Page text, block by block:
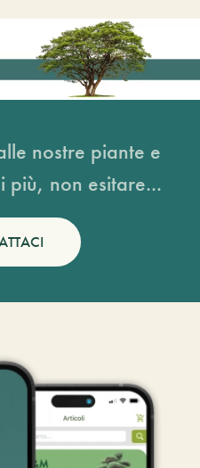
nostre piante e
più, non esitare...